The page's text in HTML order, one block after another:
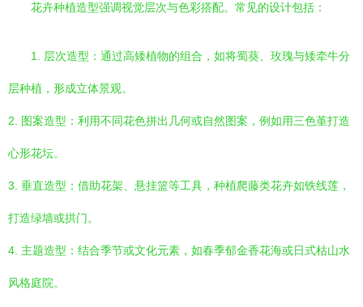
花卉种植造型强调视觉层次与色彩搭配。常见的设计包括：
1. 层次造型：通过高矮植物的组合，如将蜀葵、玫瑰与矮牵牛分
层种植，形成立体景观。
2. 图案造型：利用不同花色拼出几何或自然图案，例如用三色堇打造
心形花坛。
3. 垂直造型：借助花架、悬挂篮等工具，种植爬藤类花卉如铁线莲，
打造绿墙或拱门。
4. 主题造型：结合季节或文化元素，如春季郁金香花海或日式枯山水
风格庭院。